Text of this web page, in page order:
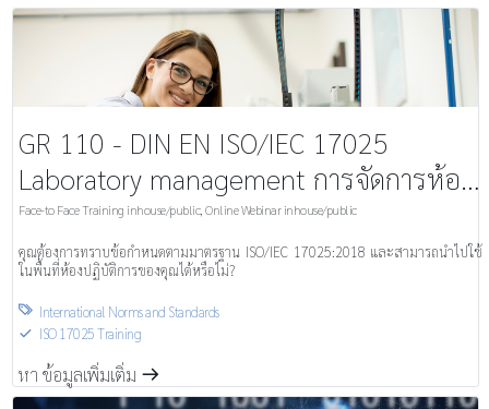
GR 110 - DIN EN ISO/IEC 17025
Laboratory management การจัดการห้อง
ปฏิบัติการ
Face-to Face Training inhouse/public, Online Webinar inhouse/public
คุณต้องการทราบข้อกำหนดตามมาตรฐาน ISO/IEC 17025:2018 และสามารถนำไปใช้
ในพื้นที่ห้องปฏิบัติการของคุณได้หรือไม่?
 International Norms and Standards
S ISO 17025 Training
หา ข้อมูลเพิ่มเติ่ม m